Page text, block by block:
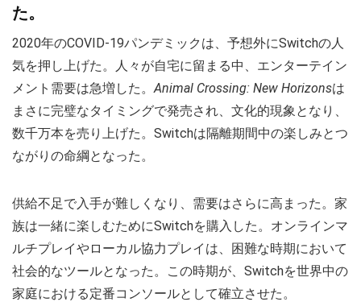
た。
2020年のCOVID-19パンデミックは、予想外にSwitchの人
気を押し上げた。人々が自宅に留まる中、エンターテイン
メント需要は急増した。 Animal Crossing: New Horizonsは
まさに完璧なタイミングで発売され、文化的現象となり、
数千万本を売り上げた。Switchは隔離期間中の楽しみとつ
ながりの命綱となった。
供給不足で入手が難しくなり、需要はさらに高まった。家
族は一緒に楽しむためにSwitchを購入した。オンラインマ
ルチプレイやローカル協力プレイは、困難な時期において
社会的なツールとなった。この時期が、Switchを世界中の
家庭における定番コンソールとして確立させた。